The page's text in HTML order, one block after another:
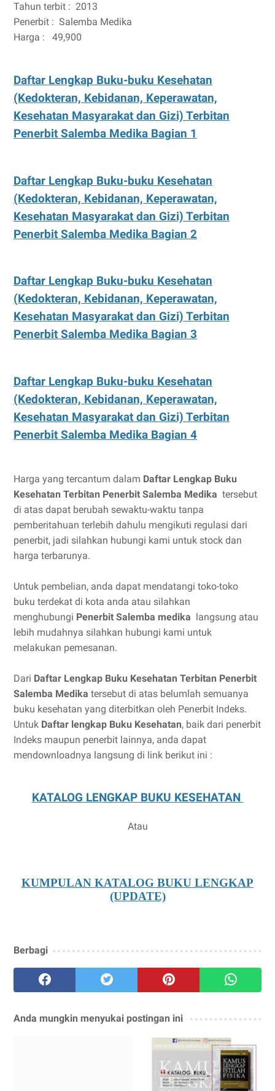
Tahun terbit : 2013
Penerbit : Salemba Medika
Harga :
49,900
Daftar Lengkap Buku-buku Kesehatan
(Kedokteran, Kebidanan, Keperawatan,
Kesehatan Masyarakat dan Gizi) Terbitan
Penerbit Salemba Medika Bagian 1
Daftar Lengkap Buku-buku Kesehatan
(Kedokteran, Kebidanan, Keperawatan,
Kesehatan Masyarakat dan Gizi) Terbitan
Penerbit Salemba Medika Bagian 2
Daftar Lengkap Buku-buku Kesehatan
(Kedokteran, Kebidanan, Keperawatan,
Kesehatan Masyarakat dan Gizi) Terbitan
Penerbit Salemba Medika Bagian 3
Daftar Lengkap Buku-buku Kesehatan
(Kedokteran, Kebidanan, Keperawatan,
Kesehatan Masyarakat dan Gizi) Terbitan
Penerbit Salemba Medika Bagian 4
Harga yang tercantum dalam Daftar Lengkap Buku
Kesehatan Terbitan Penerbit Salemba Medika tersebut
di atas dapat berubah sewaktu-waktu tanpa
pemberitahuan terlebih dahulu mengikuti regulasi dari
penerbit, jadi silahkan hubungi kami untuk stock dan
harga terbarunya.
Untuk pembelian, anda dapat mendatangi toko-toko
buku terdekat di kota anda atau silahkan
menghubungi Penerbit Salemba medika langsung atau
lebih mudahnya silahkan hubungi kami untuk
melakukan pemesanan.
Dari Daftar Lengkap Buku Kesehatan Terbitan Penerbit
Salemba Medika tersebut di atas belumlah semuanya
buku kesehatan yang diterbitkan oleh Penerbit Indeks.
Untuk Daftar lengkap Buku Kesehatan, baik dari penerbit
Indeks maupun penerbit lainnya, anda dapat
mendownloadnya langsung di link berikut ini :
KATALOG LENGKAP BUKU KESEHATAN
Atau
KUMPULAN KATALOG BUKU LENGKAP
(UPDATE)
Berbagi
Anda mungkin menyukai postingan ini